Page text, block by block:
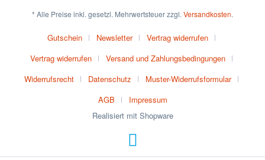
* Alle Preise inkl. gesetzl. Mehrwertsteuer zzgl. Versandkosten.
Gutschein Newsletter
Vertrag widerrufen
Vertrag widerrufen
Versand und Zahlungsbedingungen
Widerrufsrecht
Datenschutz
Muster-Widerrufsformular
AGB
Impressum
Realisiert mit Shopware